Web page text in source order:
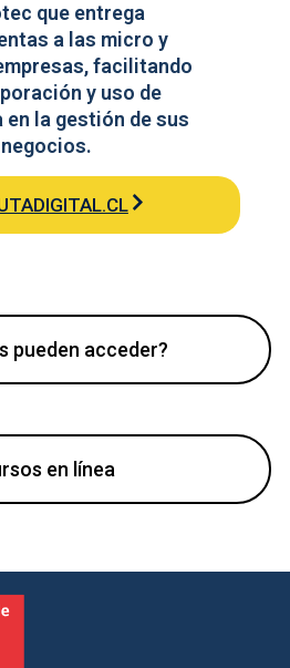
pueden acceder?
en línea
que entrega
a las micro y
facilitando
y uso de
la gestión de sus
negocios.